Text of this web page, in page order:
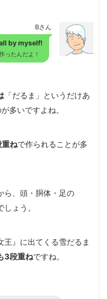
Bさん
by myself!
ったんだよ！
「だるま」というだけあ
多いですよね。
重ねで作られることが多
ら、頭・胴体・足の
ょう。
』に出てくる雪だるま
3段重ねですね。